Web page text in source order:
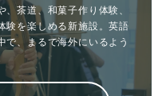
茶道、和菓子作り体験、
験を楽しめる新施設。英語
で、まるで海外にいるよう